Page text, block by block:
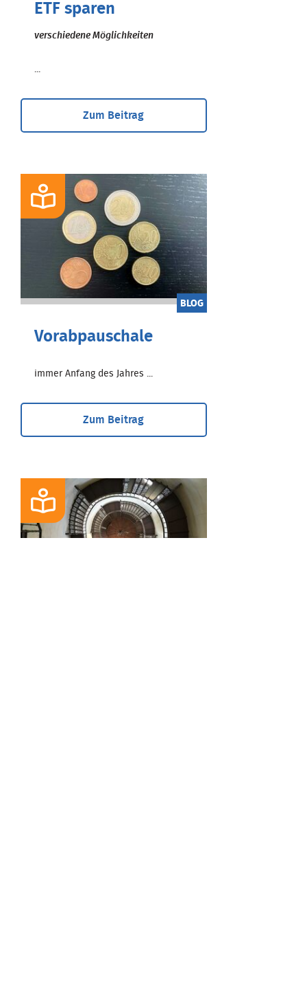
ETF sparen
verschiedene Möglichkeiten
...
Zum Beitrag
BLOG
Vorabpauschale
immer Anfang des Jahres ...
Zum Beitrag